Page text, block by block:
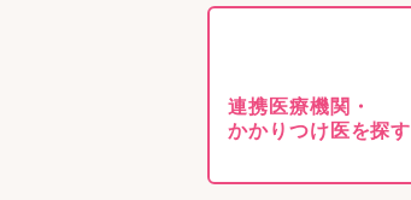
連携医療機関・
かかりつけ医を探す